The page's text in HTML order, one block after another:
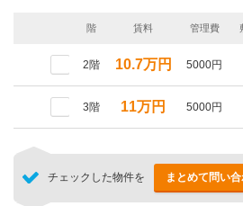
階 賃料 管理費
2階 10.7万円 5000円
3階 11万円 5000円
チェックした物件を まとめて問い